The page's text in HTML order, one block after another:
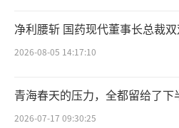
同时，立讯精密也
浓厚的企业，其境外收入
模达千亿级别。
据统计，2022年-
境外销售额1938.03亿元
净利腰斩 国药现代董事长总裁
2026-08-05 14:17:10
青海春天的压力，全都留给了下
2026-07-17 09:30:25